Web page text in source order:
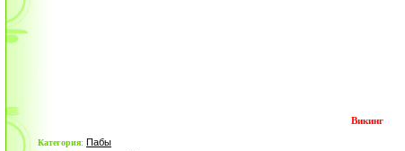
Викинг
Категория: Пабы